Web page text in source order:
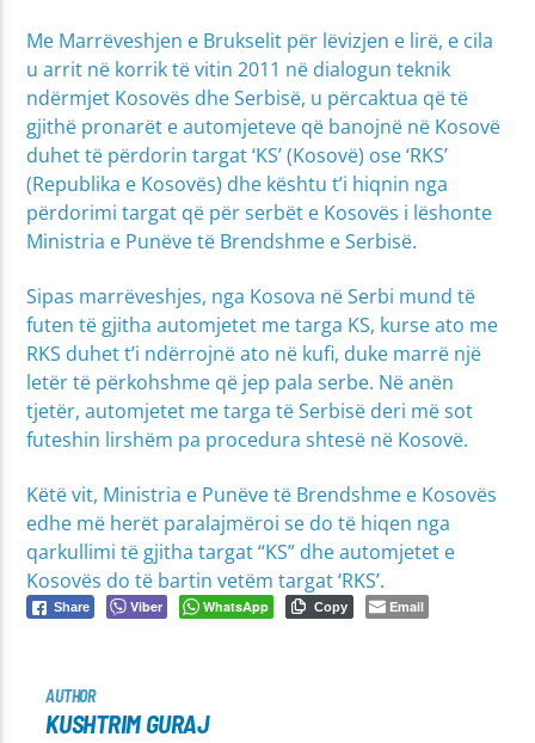
Me Marrëveshjen e Brukselit për lëvizjen e lirë, e cila
u arrit në korrik të vitin 2011 në dialogun teknik
ndërmjet Kosovës dhe Serbisë, u përcaktua që të
gjithë pronarët e automjeteve që banojnë në Kosovë
duhet të përdorin targat ‘KS’ (Kosovë) ose ‘RKS’
(Republika e Kosovës) dhe kështu t’i hiqnin nga
përdorimi targat që për serbët e Kosovës i lëshonte
Ministria e Punëve të Brendshme e Serbisë.
Sipas marrëveshjes, nga Kosova në Serbi mund të
futen të gjitha automjetet me targa KS, kurse ato me
RKS duhet t’i ndërrojnë ato në kufi, duke marrë një
letër të përkohshme që jep pala serbe. Në anën
tjetër, automjetet me targa të Serbisë deri më sot
futeshin lirshëm pa procedura shtesë në Kosovë.
Këtë vit, Ministria e Punëve të Brendshme e Kosovës
edhe më herët paralajmëroi se do të hiqen nga
qarkullimi të gjitha targat “KS” dhe automjetet e
Kosovës do të bartin vetëm targat ‘RKS’.
Share Viber WhatsApp Copy Email
AUTHOR
KUSHTRIM GURAJ